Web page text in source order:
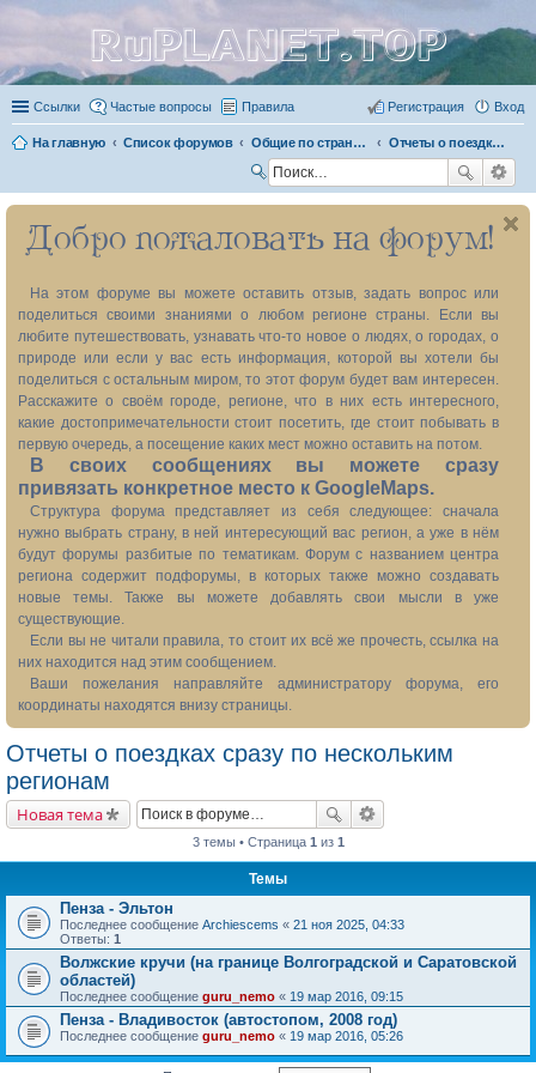
RuPLANET.TOP
Ссылки Частые вопросы Правила Вход
Регистрация
На главную Список форумов Общие по стране темы Отчеты о поездках сразу по нескольким регионам
ск
Добро пожаловать на форум!
На этом форуме вы можете оставить отзыв, задать вопрос или
поделиться своими знаниями о любом регионе страны. Если вы
любите путешествовать, узнавать что-то новое о людях, о городах, о
природе или если у вас есть информация, которой вы хотели бы
поделиться с остальным миром, то этот форум будет вам интересен.
Расскажите о своём городе, регионе, что в них есть интересного,
какие достопримечательности стоит посетить, где стоит побывать в
первую очередь, а посещение каких мест можно оставить на потом.
В своих сообщениях вы можете сразу
привязать конкретное место к GoogleMaps.
Структура форума представляет из себя следующее: сначала
нужно выбрать страну, в ней интересующий вас регион, а уже в нём
будут форумы разбитые по тематикам. Форум с названием центра
региона содержит подфорумы, в которых также можно создавать
новые темы. Также вы можете добавлять свои мысли в уже
существующие.
Если вы не читали правила, то стоит их всё же прочесть, ссылка на
них находится над этим сообщением.
Ваши пожелания направляйте администратору форума, его
координаты находятся внизу страницы.
Отчеты о поездках сразу по нескольким
регионам
Новая тема
3 темы • Страница 1 из 1
Темы
Пенза - Эльтон
Последнее сообщение Archiescems « 21 ноя 2025, 04:33
Ответы: 1
Волжские кручи (на границе Волгоградской и Cаратовской
областей)
Последнее сообщение guru_nemo « 19 мар 2016, 09:15
Пенза - Владивосток (автостопом, 2008 год)
Последнее сообщение guru_nemo « 19 мар 2016, 05:26